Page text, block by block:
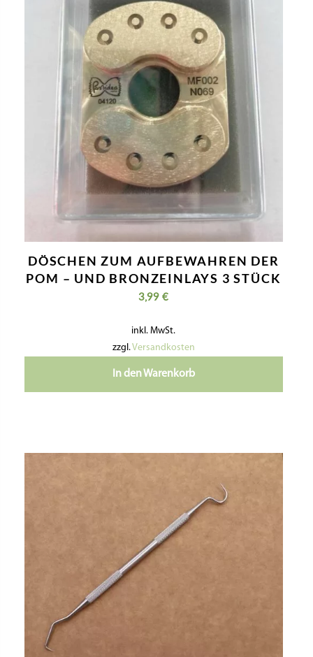
DÖSCHEN ZUM AUFBEWAHREN DER
POM – UND BRONZEINLAYS 3 STÜCK
3,99€
inkl. MwSt.
zzgl.Versandkosten
In den Warenkorb